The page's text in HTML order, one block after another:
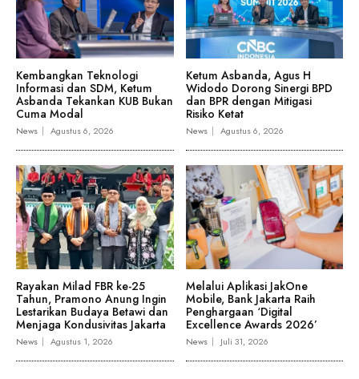
Kembangkan Teknologi
Informasi dan SDM, Ketum
Asbanda Tekankan KUB Bukan
Cuma Modal
News Agustus 6, 2026
Ketum Asbanda, Agus H
Widodo Dorong Sinergi BPD
dan BPR dengan Mitigasi
Risiko Ketat
News Agustus 6, 2026
Rayakan Milad FBR ke-25
Tahun, Pramono Anung Ingin
Lestarikan Budaya Betawi dan
Menjaga Kondusivitas Jakarta
News Agustus 1, 2026
Melalui Aplikasi JakOne
Mobile, Bank Jakarta Raih
Penghargaan ‘Digital
Excellence Awards 2026’
News Juli 31, 2026